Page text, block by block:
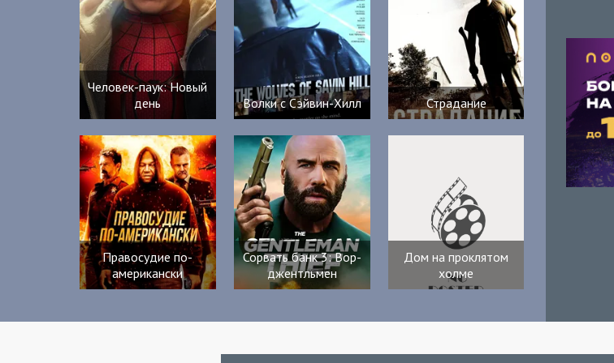
Человек-паук: Новый
день
Волки с Сэйвин-Хилл Страдание
Правосудие по-
американски
Сорвать банк 3: Вор-
джентльмен
Дом на проклятом
холме